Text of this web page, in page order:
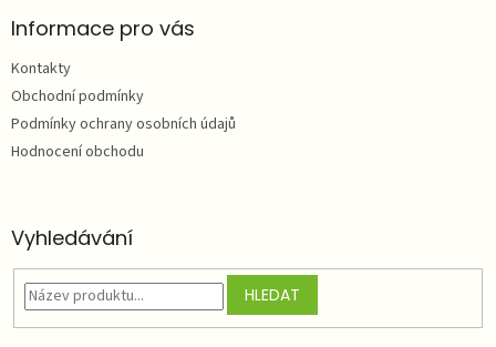
aInformace pro vás
Kontakty
Obchodní podmínky
Podmínky ochrany osobních údajů
Hodnocení obchodu
Vyhledávání
HLEDAT